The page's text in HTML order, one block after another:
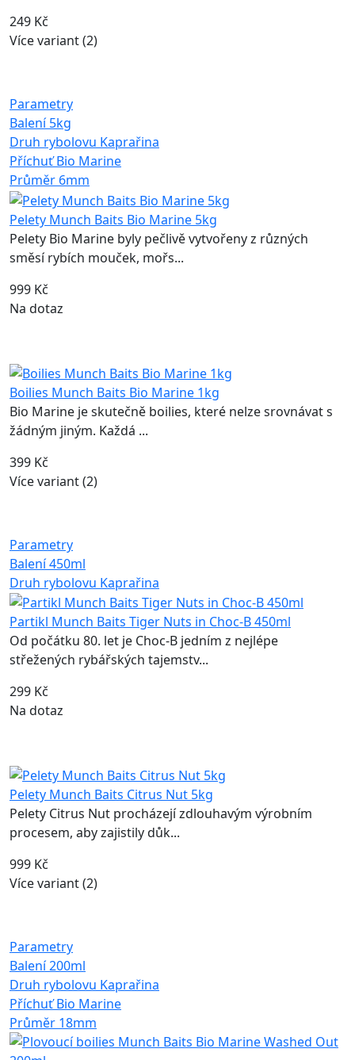
249 Kč
Více variant (2)
Parametry
Balení 5kg
Druh rybolovu Kaprařina
Příchuť Bio Marine
Průměr 6mm
Pelety Munch Baits Bio Marine 5kg
Pelety Bio Marine byly pečlivě vytvořeny z různých
směsí rybích mouček, mořs...
999 Kč
Na dotaz
Boilies Munch Baits Bio Marine 1kg
Bio Marine je skutečně boilies, které nelze srovnávat s
žádným jiným. Každá ...
399 Kč
Více variant (2)
Parametry
Balení450ml
Druh rybolovu Kaprařina
Partikl Munch Baits Tiger Nuts in Choc-B 450ml
Od počátku 80. let je Choc-B jedním z nejlépe
střežených rybářských tajemstv...
299 Kč
Na dotaz
Pelety Munch Baits Citrus Nut 5kg
Pelety Citrus Nut procházejí zdlouhavým výrobním
procesem, aby zajistily důk...
999 Kč
Více variant (2)
Parametry
Balení200ml
Druh rybolovu Kaprařina
Příchuť Bio Marine
Průměr 18mm